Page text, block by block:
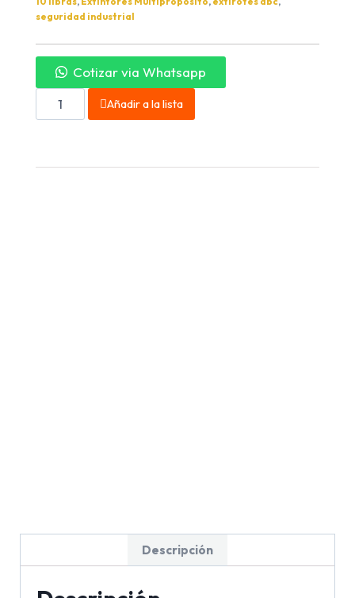
seguridad industrial
Cotizar via Whatsapp
Añadir a la lista
Descripción